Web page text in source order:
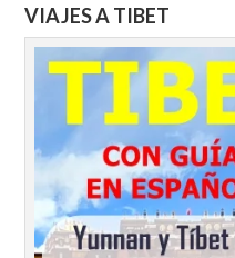
VIAJES A TIBET